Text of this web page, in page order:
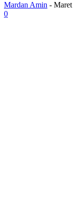
Mardan Amin -
0